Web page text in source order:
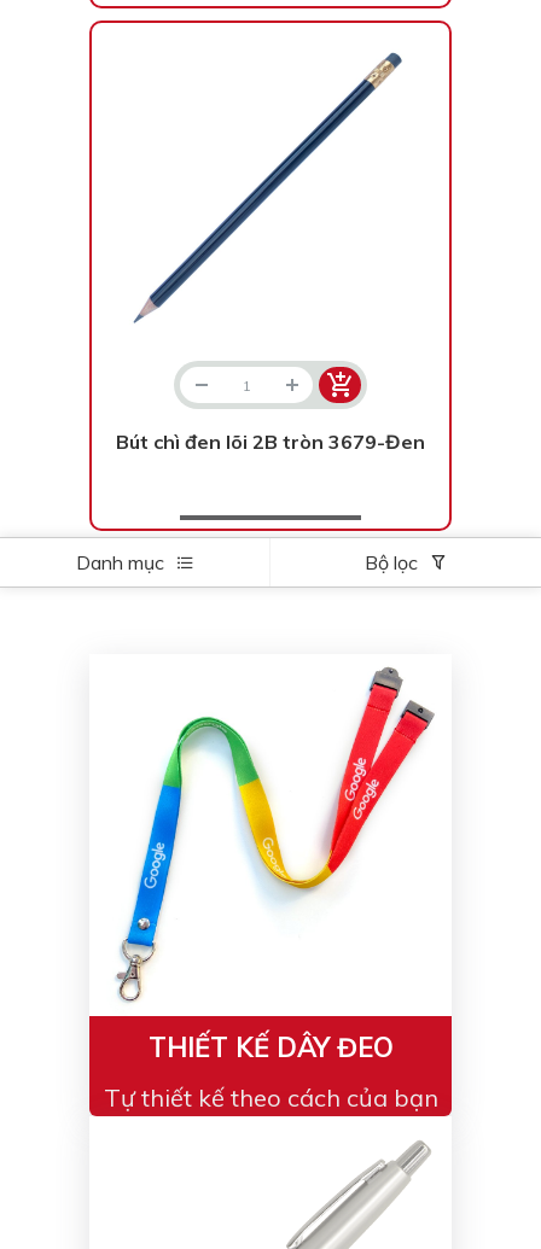
Bút chì đen lõi 2B tròn 3679-Đen
Danh mục Bộ lọc
THIẾT KẾ DÂY ĐEO
Tự thiết kế theo cách của bạn